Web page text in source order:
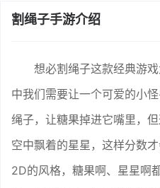
割绳子手游介绍
想必割绳子这款经典游
中我们需要让一个可爱的小
绳子，让糖果掉进它嘴里，
空中飘着的星星，这样分数
2D的风格，糖果啊、星星啊